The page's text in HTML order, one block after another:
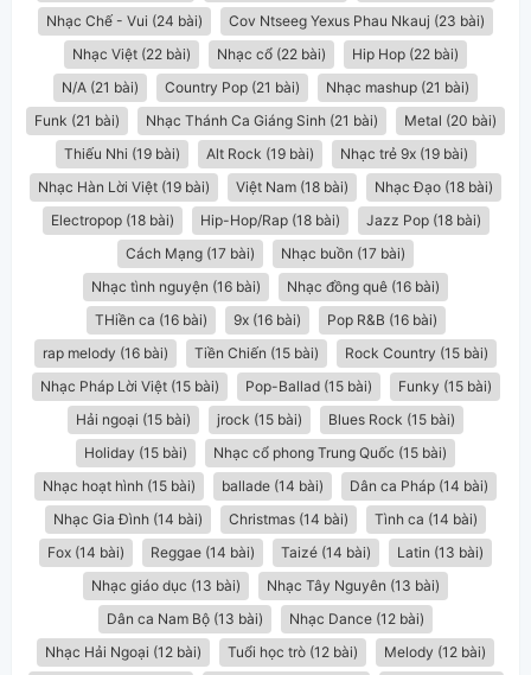
Nhạc Chế - Vui (24 bài)
Cov Ntseeg Yexus Phau Nkauj (23 bài)
Nhạc Việt (22 bài)
Nhạc cổ (22 bài)
Hip Hop (22 bài)
N/A (21 bài)
Country Pop (21 bài)
Nhạc mashup (21 bài)
Funk (21 bài)
Nhạc Thánh Ca Giáng Sinh (21 bài)
Metal (20 bài)
Thiếu Nhi (19 bài)
Alt Rock (19 bài)
Nhạc trẻ 9x (19 bài)
Nhạc Hàn Lời Việt (19 bài)
Việt Nam (18 bài)
Nhạc Đạo (18 bài)
Electropop (18 bài)
Hip-Hop/Rap (18 bài)
Jazz Pop (18 bài)
Cách Mạng (17 bài)
Nhạc buồn (17 bài)
Nhạc tình nguyện (16 bài)
Nhạc đồng quê (16 bài)
THiền ca (16 bài)
9x (16 bài)
Pop R&B (16 bài)
rap melody (16 bài)
Tiền Chiến (15 bài)
Rock Country (15 bài)
Nhạc Pháp Lời Việt (15 bài)
Pop-Ballad (15 bài)
Funky (15 bài)
Hải ngoại (15 bài)
jrock (15 bài)
Blues Rock (15 bài)
Holiday (15 bài)
Nhạc cổ phong Trung Quốc (15 bài)
Nhạc hoạt hình (15 bài)
ballade (14 bài)
Dân ca Pháp (14 bài)
Nhạc Gia Đình (14 bài)
Christmas (14 bài)
Tình ca (14 bài)
Fox (14 bài)
Reggae (14 bài) Taizé (14 bài)
Latin (13 bài)
Nhạc giáo dục (13 bài)
Nhạc Tây Nguyên (13 bài)
Dân ca Nam Bộ (13 bài)
Nhạc Dance (12 bài)
Nhạc Hải Ngoại (12 bài)
Tuổi học trò (12 bài)
Melody (12 bài)